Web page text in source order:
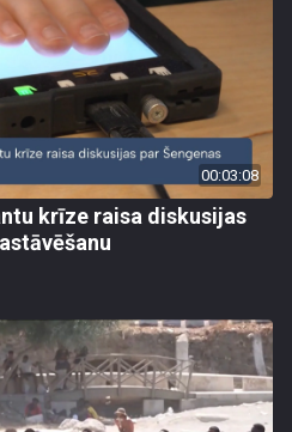
00:03:08
krīze raisa diskusijas